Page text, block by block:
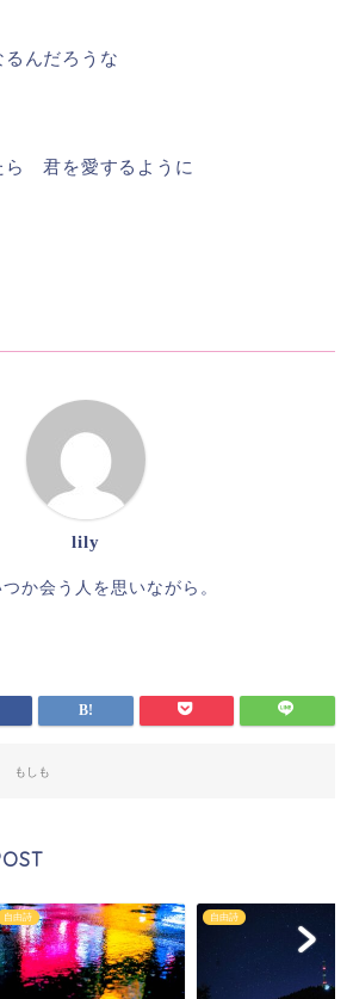
んだろうな
ら 君を愛するように
lily
か会う人を思いながら。
もしも
自由詩 自由詩